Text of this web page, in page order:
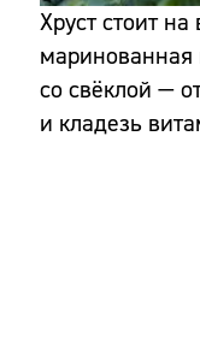
Хруст стоит
маринованная
со свёклой —
и кладезь